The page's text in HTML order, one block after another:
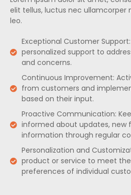
elit tellus, luctus nec ullamcorper
leo.
Exceptional Customer
personalized support to
and concerns.
Continuous Improvement:
from customers and
based on their input.
Proactive Communication:
informed about updates, new
information through regular
Personalization and
product or service to meet
preferences of individual